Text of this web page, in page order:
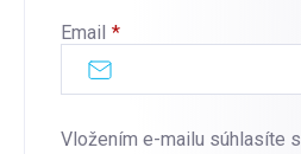
Email
Vložením e-mailu súhlasíte s